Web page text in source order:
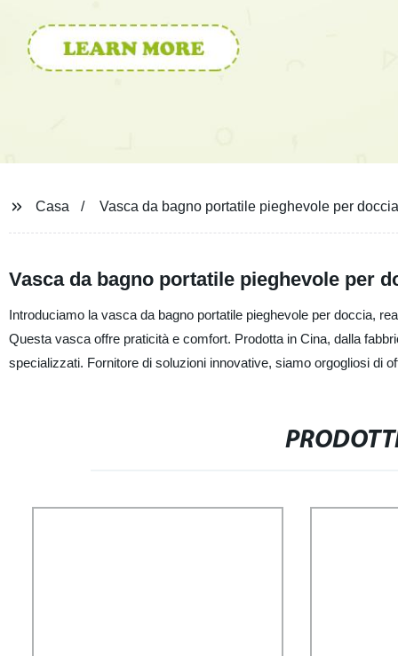
Casa Vasca da bagno portatile pieghevole per doccia
Vasca da bagno portatile pieghevole per
Introduciamo la vasca da bagno portatile pieghevole per doccia,
Questa vasca offre praticità e comfort. Prodotta in Cina, dalla
specializzati. Fornitore di soluzioni innovative, siamo orgogliosi di